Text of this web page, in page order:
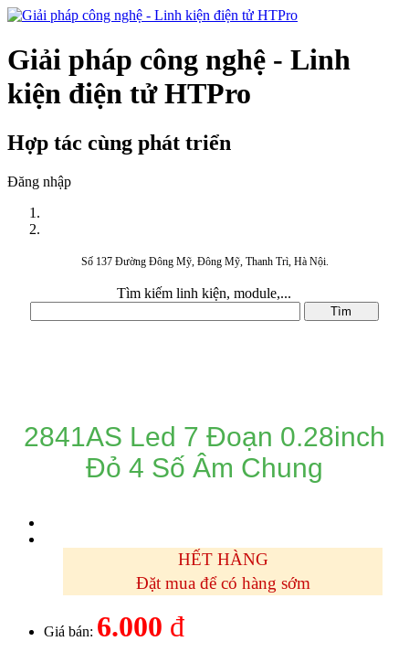
Giải pháp công nghệ - Linh
kiện điện tử HTPro
Hợp tác cùng phát triển
Đăng nhập
Số 137 Đường Đông Mỹ, Đông Mỹ, Thanh Trì, Hà Nội.
Tìm kiếm linh kiện, module,...
2841AS Led 7 Đoạn 0.28inch
Đỏ 4 Số Âm Chung
HẾT HÀNG
Đặt mua để có hàng sớm
Giá bán: 6.000 đ